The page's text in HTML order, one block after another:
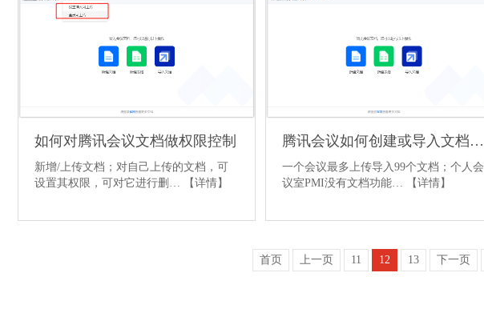
如何对腾讯会议文档做权限控制
新增/上传文档；对自己上传的文档，可
设置其权限，可对它进行删…
【详情】
腾讯会议如何创建或导入文档？有什么注意事项？
一个会议最多上传导入99个文档；个人会
议室PMI没有文档功能…
【详情】
首页 上一页 11 12 13 下一页